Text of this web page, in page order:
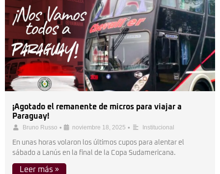
¡Agotado el remanente de micros para viajar a
Paraguay!
Bruno Russo • noviembre 18, 2025 • Institucional
En unas horas volaron los últimos cupos para alentar el
sábado a Lanús en la final de la Copa Sudamericana.
Leer más »